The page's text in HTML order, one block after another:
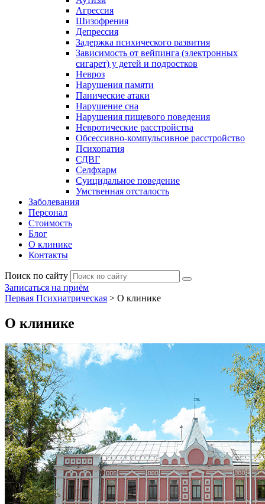
Агрессия
Шизофрения
Депрессия
Задержка психического развития
Зависимость от вейпинга (электронных
сигарет) у детей и подростков
Невроз
Нарушения памяти
Панические атаки
Нарушение сна
Нарушения пищевого поведения
Невротические расстройства
Обсессивно-компульсивное расстройство
Психопатия
СДВГ
Селфхарм
Суицидальное поведение
Умственная отсталость
Заболевания
Персонал
Стоимость
Блог
О клинике
Контакты
Поиск по сайту
Записаться на приём
Первая Психиатрическая > О клинике
О клинике